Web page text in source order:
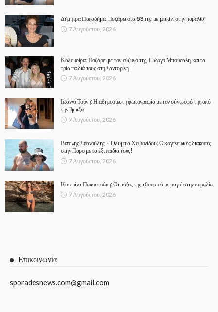
Δήμητρα Παπαδήμα: Ποζάρει στα 63 της με μπικίνι στην παραλία!
7 Αυγούστου, 2026
Καλομοίρα: Ποζάρει με τον σύζυγό της, Γιώργο Μπούσαλη και τα
τρία παιδιά τους στη Σαντορίνη
7 Αυγούστου, 2026
Ιωάννα Τούνη: Η αδημοσίευτη φωτογραφία με τον σύντροφό της από
την Ίμπιζα
7 Αυγούστου, 2026
Βασίλης Σπανούλης – Ολυμπία Χοψονίδου: Οικογενειακές διακοπές
στην Πάρο με τα έξι παιδιά τους!
7 Αυγούστου, 2026
Κατερίνα Παπουτσάκη: Οι πόζες της ηθοποιού με μαγιό στην παραλία
7 Αυγούστου, 2026
Επικοινωνία
sporadesnews.com@gmail.com